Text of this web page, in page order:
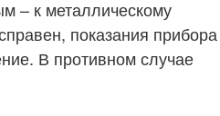
– к металлическому
показания прибора
В противном случае